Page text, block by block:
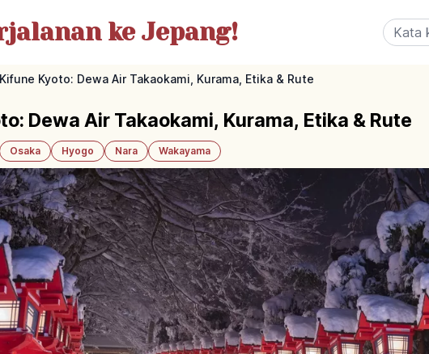
ke Jepang!
Kyoto: Dewa Air Takaokami, Kurama, Etika & Rute
Dewa Air Takaokami, Kurama, Etika & Rute
Osaka Hyogo Nara Wakayama